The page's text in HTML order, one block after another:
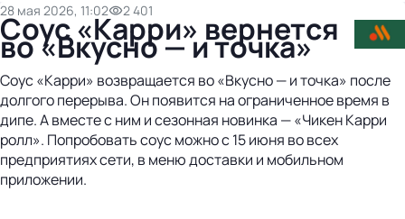
28 мая 2026, 11:02 2 401
Соус «Карри» вернется
во «Вкусно — и точка»
Соус «Карри» возвращается во «Вкусно — и точка» после
долгого перерыва. Он появится на ограниченное время в
дипе. А вместе с ним и сезонная новинка — «Чикен Карри
ролл». Попробовать соус можно с 15 июня во всех
предприятиях сети, в меню доставки и мобильном
приложении.